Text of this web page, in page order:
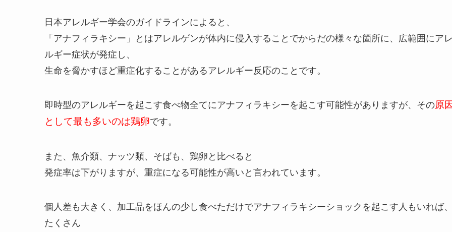
日本アレルギー学会のガイドラインによると、
「アナフィラキシー」とはアレルゲンが体内に侵入することでからだの様々な箇所に、広範囲にア
ルギー症状が発症し、
生命を脅かすほど重症化することがあるアレルギー反応のことです。
即時型のアレルギーを起こす食べ物全てにアナフィラキシーを起こす可能性がありますが、その原
として最も多いのは鶏卵です。
また、魚介類、ナッツ類、そばも、鶏卵と比べると
発症率は下がりますが、重症になる可能性が高いと言われています。
個人差も大きく、加工品をほんの少し食べただけでアナフィラキシーショックを起こす人もいれば
たくさん